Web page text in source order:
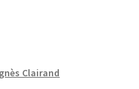
Clairand